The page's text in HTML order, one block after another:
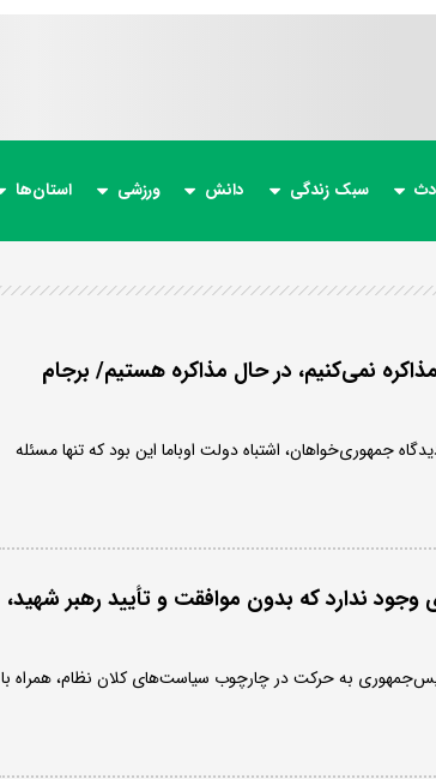
سبک زندگی دانش ورزشی استان‌ها
نمی‌کنیم، در حال مذاکره هستیم/ برجام
جمهوری‌خواهان، اشتباه دولت اوباما این بود که تنها مسئله
ندارد که بدون موافقت و تأیید رهبر شهید،
به حرکت در چارچوب سیاست‌های کلان نظام، همراه با